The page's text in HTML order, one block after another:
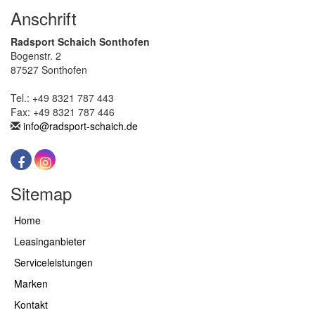
Anschrift
Radsport Schaich Sonthofen
Bogenstr. 2
87527 Sonthofen
Tel.: +49 8321 787 443
Fax: +49 8321 787 446
info@radsport-schaich.de
Sitemap
Home
Leasinganbieter
Serviceleistungen
Marken
Kontakt